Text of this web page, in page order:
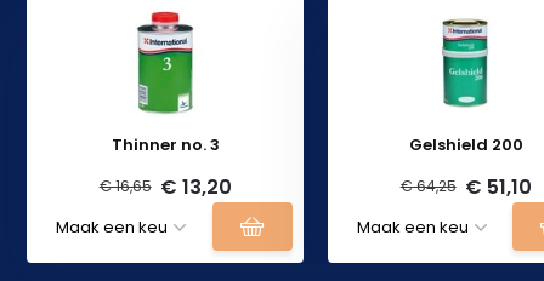
Thinner no. 3
€ 16,65 € 13,20
Gelshield 200
€ 64,25 € 51,10